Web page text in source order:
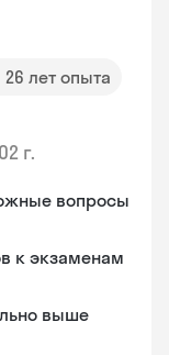
26 лет опыта
г.
вопросы
к экзаменам
выше